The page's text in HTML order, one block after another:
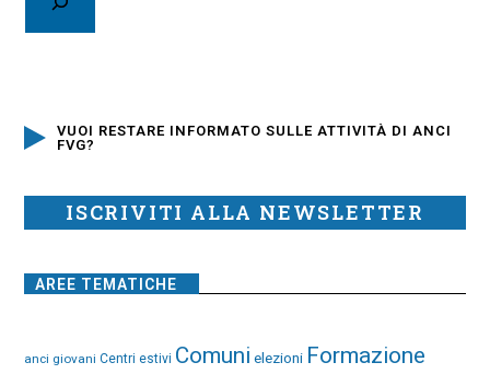
VUOI RESTARE INFORMATO SULLE ATTIVITÀ DI ANCI
FVG?
ISCRIVITI ALLA NEWSLETTER
AREE TEMATICHE
anci giovani Centri estivi Comuni elezioni Formazione